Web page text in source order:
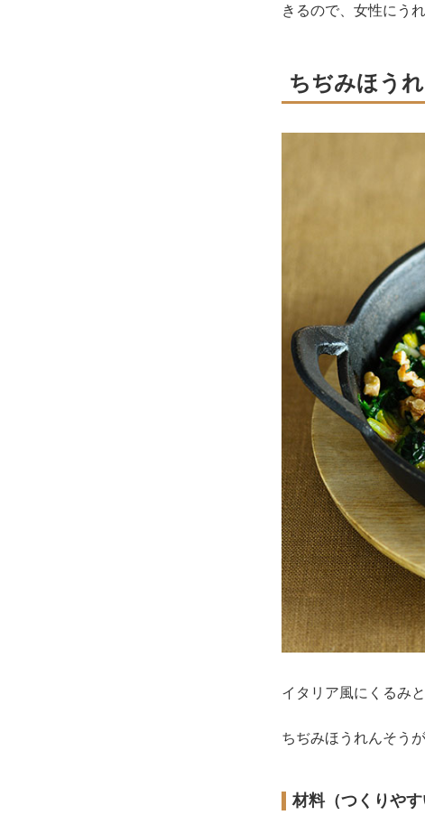
きるので、女性にう
ちぢみほう
イタリア風にくるみ
ちぢみほうれんそう
材料（つくりやす